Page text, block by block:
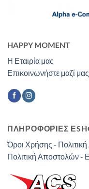
HAPPY MOMENT
Η Εταιρία μας
Επικοινωνήστε μαζί μας
ΠΛΗΡΟΦΟΡΙΕΣ
Όροι Χρήσης -
Πολιτική Αποστολών